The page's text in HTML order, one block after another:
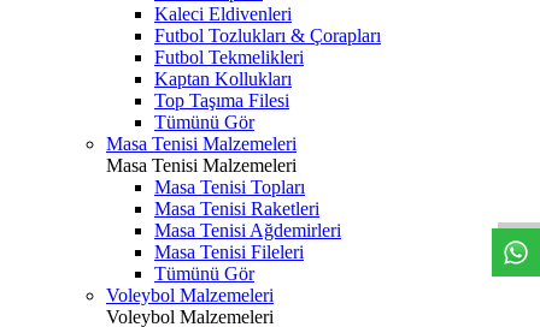
Kaleci Eldivenleri
Futbol Tozlukları & Çorapları
Futbol Tekmelikleri
Kaptan Kollukları
Top Taşıma Filesi
Tümünü Gör
Masa Tenisi Malzemeleri
Masa Tenisi Malzemeleri
Masa Tenisi Topları
Masa Tenisi Raketleri
Masa Tenisi Ağdemirleri
Masa Tenisi Fileleri
Tümünü Gör
Voleybol Malzemeleri
Voleybol Malzemeleri